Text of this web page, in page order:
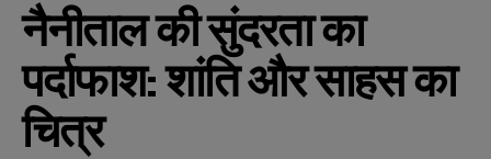
नैनीताल की सुंदरता का
पर्दाफाश: शांति और साहस का
चित्र